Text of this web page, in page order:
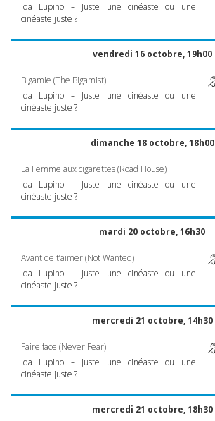
Ida Lupino – Juste une cinéaste ou une
cinéaste juste ?
vendredi 16 octobre, 19h00
Bigamie (The Bigamist)
Ida Lupino – Juste une cinéaste ou une
cinéaste juste ?
dimanche 18 octobre, 18h00
La Femme aux cigarettes (Road House)
Ida Lupino – Juste une cinéaste ou une
cinéaste juste ?
mardi 20 octobre, 16h30
Avant de t’aimer (Not Wanted)
Ida Lupino – Juste une cinéaste ou une
cinéaste juste ?
mercredi 21 octobre, 14h30
Faire face (Never Fear)
Ida Lupino – Juste une cinéaste ou une
cinéaste juste ?
mercredi 21 octobre, 18h30